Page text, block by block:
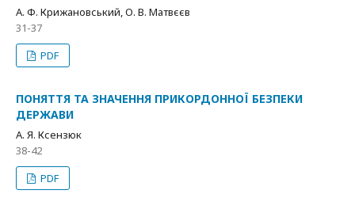
А. Ф. Крижановський, О. В. Матвєєв
31-37
PDF
ПОНЯТТЯ ТА ЗНАЧЕННЯ ПРИКОРДОННОЇ БЕЗПЕКИ
ДЕРЖАВИ
А. Я. Ксензюк
38-42
PDF